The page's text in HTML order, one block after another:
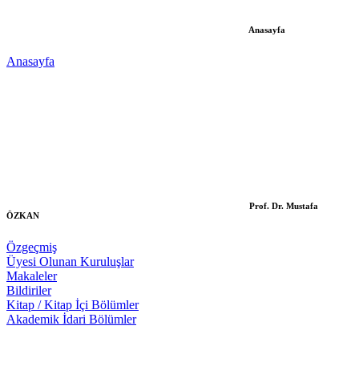
Anasayfa
Anasayfa
Prof. Dr. Mustafa
ÖZKAN
Özgeçmiş
Üyesi Olunan Kuruluşlar
Makaleler
Bildiriler
Kitap / Kitap İçi Bölümler
Akademik İdari Bölümler